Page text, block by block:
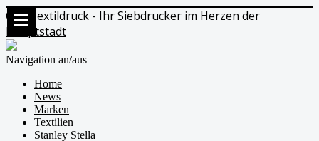
Ods Textildruck - Ihr Siebdrucker im Herzen der
Hauptstadt
Navigation an/aus
Home
News
Marken
Textilien
Stanley Stella